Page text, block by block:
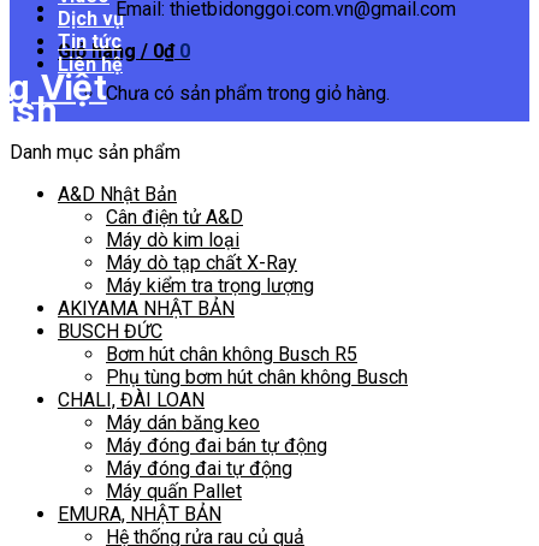
Email: thietbidonggoi.com.vn@gmail.com
Giỏ hàng / 0₫ 0
Chưa có sản phẩm trong giỏ hàng.
Dịch vụ
Tin tức
Liên hệ
Danh mục sản phẩm
A&D Nhật Bản
Cân điện tử A&D
Máy dò kim loại
Máy dò tạp chất X-Ray
Máy kiểm tra trọng lượng
AKIYAMA NHẬT BẢN
BUSCH ĐỨC
Bơm hút chân không Busch R5
Phụ tùng bơm hút chân không Busch
CHALI, ĐÀI LOAN
Máy dán băng keo
Máy đóng đai bán tự động
Máy đóng đai tự động
Máy quấn Pallet
EMURA, NHẬT BẢN
Hệ thống rửa rau củ quả